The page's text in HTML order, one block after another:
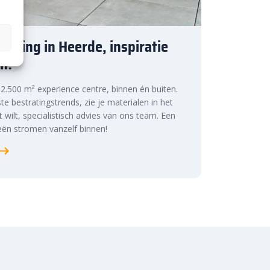
in Heerde, inspiratie
m² experience centre, binnen én buiten.
bestratingstrends, zie je materialen in het
specialistisch advies van ons team. Een
stromen vanzelf binnen!